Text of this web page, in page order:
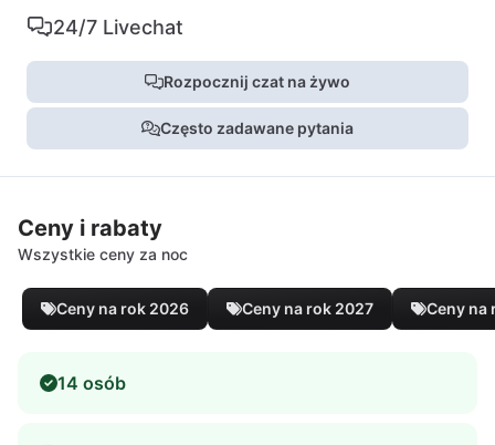
24/7 Livechat
Rozpocznij czat na żywo
Często zadawane pytania
Ceny i rabaty
Wszystkie ceny za noc
Ceny na rok 2026 Ceny na rok 2027 Ceny na
14 osób